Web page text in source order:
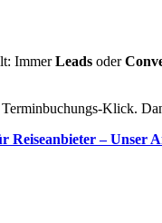
ImmerLeads oder
Klick.
Reiseanbieter – Unser